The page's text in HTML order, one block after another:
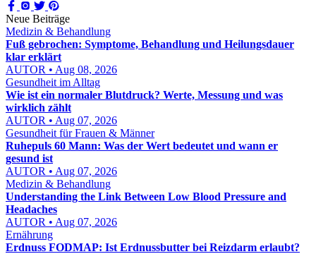
Neue Beiträge
Medizin & Behandlung
Fuß gebrochen: Symptome, Behandlung und Heilungsdauer
klar erklärt
AUTOR • Aug 08, 2026
Gesundheit im Alltag
Wie ist ein normaler Blutdruck? Werte, Messung und was
wirklich zählt
AUTOR • Aug 07, 2026
Gesundheit für Frauen & Männer
Ruhepuls 60 Mann: Was der Wert bedeutet und wann er
gesund ist
AUTOR • Aug 07, 2026
Medizin & Behandlung
Understanding the Link Between Low Blood Pressure and
Headaches
AUTOR • Aug 07, 2026
Ernährung
Erdnuss FODMAP: Ist Erdnussbutter bei Reizdarm erlaubt?